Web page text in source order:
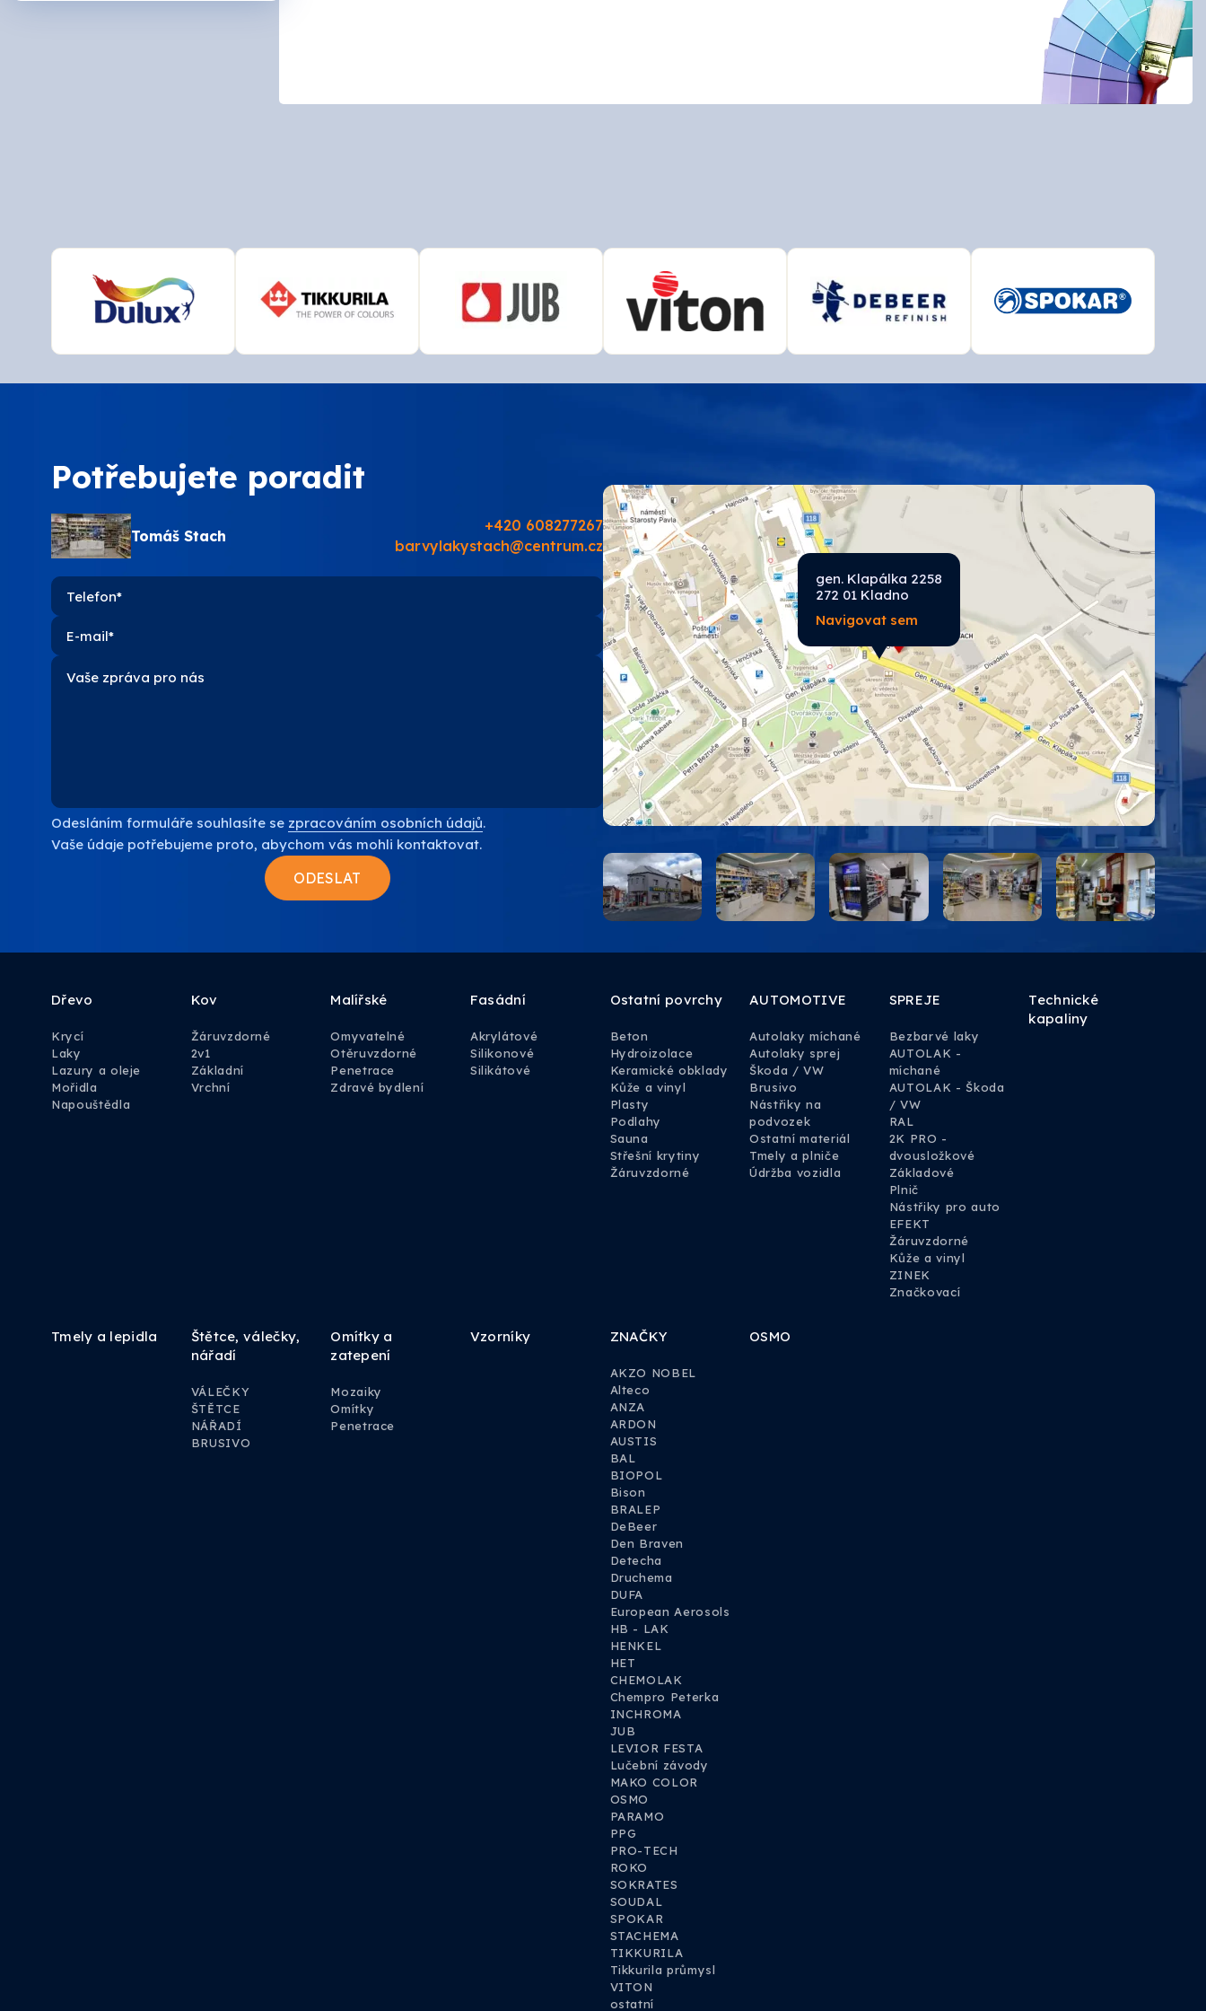
CHEMOLAK Chempro Peterka INCHROMA
Lučební závody
SOUDAL SPOKAR
TIKKURILA Tikkurila průmysl
ostatní
Potřebujete poradit
Tomáš Stach
+420 608277267
barvylakystach@centrum.cz
Odesláním formuláře souhlasíte se zpracováním osobních údajů.
Vaše údaje potřebujeme proto, abychom vás mohli kontaktovat.
gen. Klapálka 2258
272 01 Kladno
Navigovat sem
Dřevo
Krycí
Laky
Lazury a oleje
Mořidla
Napouštědla
Kov
Žáruvzdorné
2v1
Základní
Vrchní
Malířské
Omyvatelné
Otěruvzdorné
Penetrace
Zdravé bydlení
Fasádní
Akrylátové
Silikonové
Silikátové
Ostatní povrchy
Beton
Hydroizolace
Keramické obklady
Kůže a vinyl
Plasty
Podlahy
Sauna
Střešní krytiny
Žáruvzdorné
AUTOMOTIVE
Autolaky míchané
Autolaky sprej
Škoda / VW
Brusivo
Nástřiky na
podvozek
Ostatní materiál
Tmely a plniče
Údržba vozidla
SPREJE
Bezbarvé laky
AUTOLAK -
míchané
AUTOLAK - Škoda
/ VW
RAL
2K PRO -
dvousložkové
Základové
Plnič
Nástřiky pro auto
EFEKT
Žáruvzdorné
Kůže a vinyl
ZINEK
Značkovací
Technické
kapaliny
Tmely a lepidla
Štětce, válečky,
nářadí
VÁLEČKY
ŠTĚTCE
NÁŘADÍ
BRUSIVO
Omítky a
zatepení
Mozaiky
Omítky
Penetrace
Vzorníky ZNAČKY
AKZO NOBEL
Alteco
ANZA
ARDON
AUSTIS
BAL
BIOPOL
Bison
BRALEP
DeBeer
Den Braven
Detecha
Druchema
DUFA
European Aerosols
HB - LAK
HENKEL
HET
CHEMOLAK
Chempro Peterka
INCHROMA
JUB
LEVIOR FESTA
Lučební závody
MAKO COLOR
OSMO
PARAMO
PPG
PRO-TECH
ROKO
SOKRATES
SOUDAL
SPOKAR
STACHEMA
TIKKURILA
Tikkurila průmysl
VITON
ostatní
OSMO